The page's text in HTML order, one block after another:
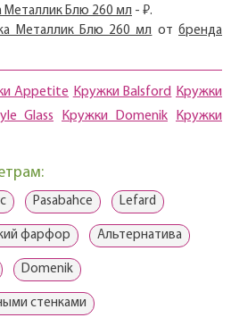
Металлик Блю 260 мл - ₽.
Металлик Блю 260 мл отбренда
Appetite Кружки Balsford Кружки
Glass Кружки Domenik
Кружки
Pasabahce Lefard
фарфор Альтернатива
Domenik
стенками